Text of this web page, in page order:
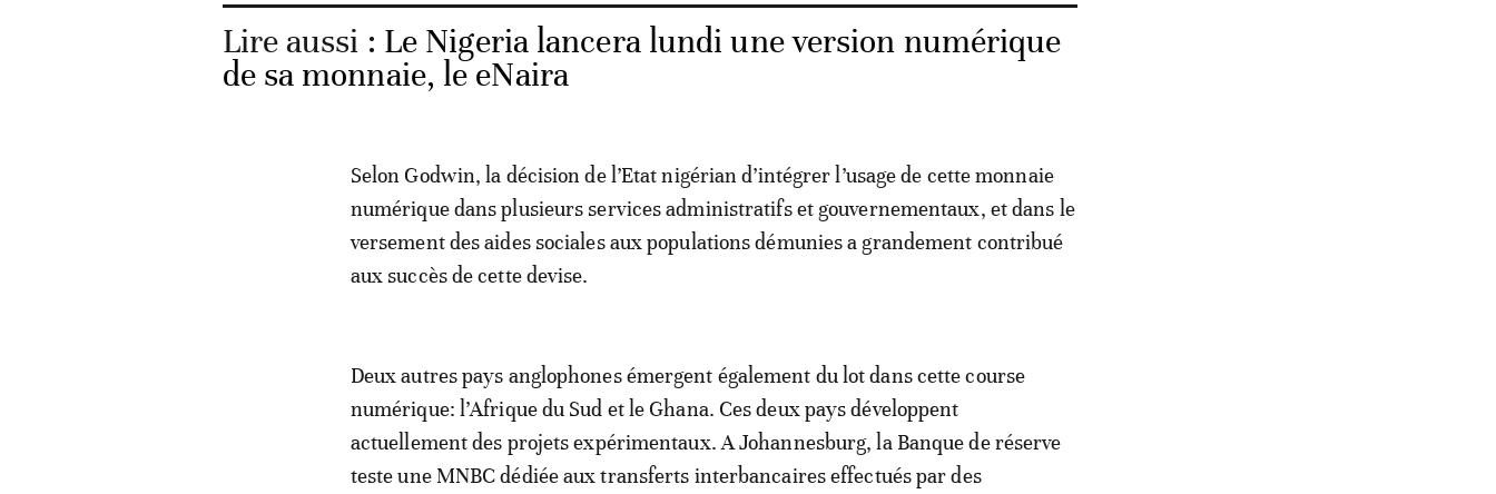
Lire aussi : Le Nigeria lancera lundi une version numérique
de sa monnaie, le eNaira
Selon Godwin, la décision de l’Etat nigérian d’intégrer l’usage de cette monnaie
numérique dans plusieurs services administratifs et gouvernementaux, et dans le
versement des aides sociales aux populations démunies a grandement contribué
aux succès de cette devise.
Deux autres pays anglophones émergent également du lot dans cette course
numérique: l’Afrique du Sud et le Ghana. Ces deux pays développent
actuellement des projets expérimentaux. A Johannesburg, la Banque de réserve
teste une MNBC dédiée aux transferts interbancaires effectués par des